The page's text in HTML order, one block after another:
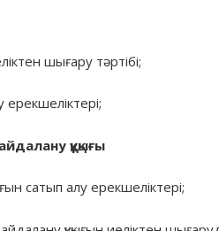
шығару тәртібі;
құқығы
сатып алу ерекшеліктері;